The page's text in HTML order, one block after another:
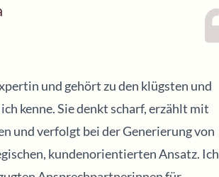
und gehört zu den klügsten und
kenne. Sie denkt scharf, erzählt mit
und verfolgt bei der Generierung von
kundenorientierten Ansatz. Ich